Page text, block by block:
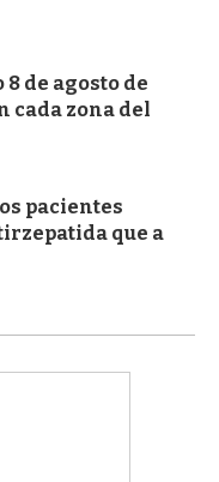
de agosto de
cada zona del
pacientes
que a